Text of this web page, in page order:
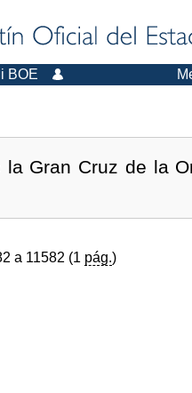
BOE
Gran Cruz de la
a 11582 (1 pág.)